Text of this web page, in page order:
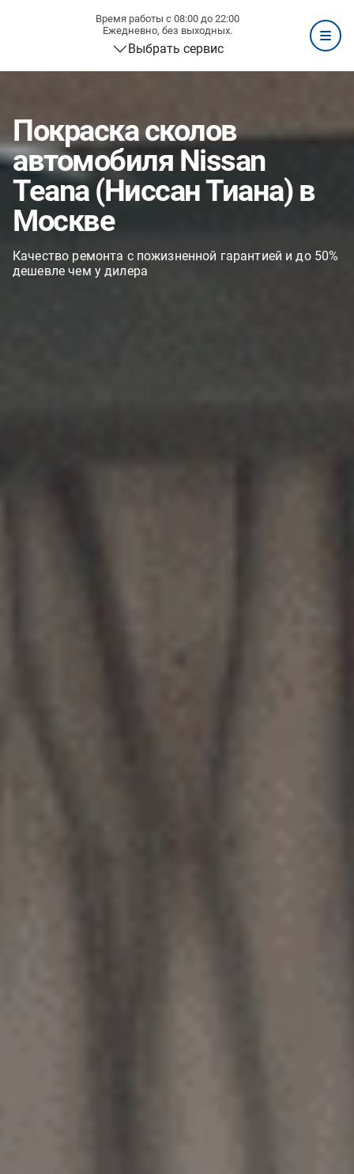
Время работы с 08:00 до 22:00
Ежедневно, без выходных.
Выбрать сервис
Покраска сколов
автомобиля Nissan
Teana (Ниссан Тиана) в
Москве
Качество ремонта с пожизненной гарантией и до 50%
дешевле чем у дилера